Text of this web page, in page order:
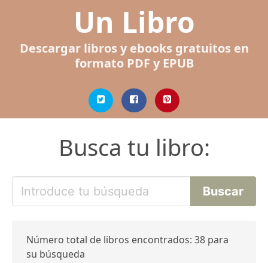
Un Libro
Descargar libros y ebooks gratuitos en
formato PDF y EPUB
Busca tu libro:
Número total de libros encontrados: 38 para
su búsqueda